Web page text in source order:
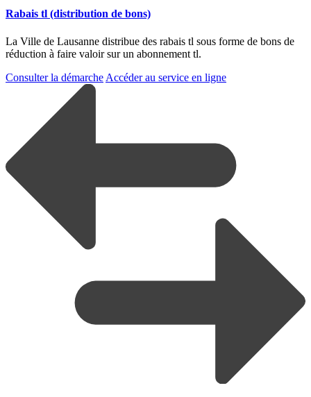
Rabais tl (distribution de bons)
La Ville de Lausanne distribue des rabais tl sous forme de bons de
réduction à faire valoir sur un abonnement tl.
Consulter la démarche Accéder au service en ligne